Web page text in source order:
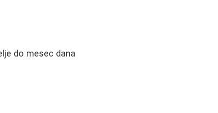
do mesec dana